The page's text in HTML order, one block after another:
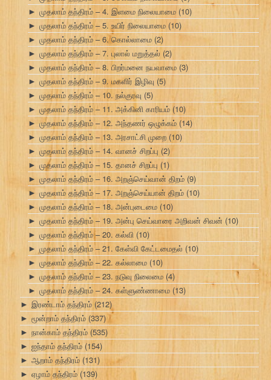
► முதலாம் தந்திரம் – 4. இளமை நிலையாமை (10)
► முதலாம் தந்திரம் – 5. உயிர் நிலையாமை (10)
► முதலாம் தந்திரம் – 6. கொல்லாமை (2)
► முதலாம் தந்திரம் – 7. புலால் மறுத்தல் (2)
► முதலாம் தந்திரம் – 8. பிறர்மனை நயவாமை (3)
► முதலாம் தந்திரம் – 9. மகளிர் இழிவு (5)
► முதலாம் தந்திரம் – 10. நல்குரவு (5)
► முதலாம் தந்திரம் – 11. அக்கினி காரியம் (10)
► முதலாம் தந்திரம் – 12. அந்தணர் ஒழுக்கம் (14)
► முதலாம் தந்திரம் – 13. அரசாட்சி முறை (10)
► முதலாம் தந்திரம் – 14. வானச் சிறப்பு (2)
► முதலாம் தந்திரம் – 15. தானச் சிறப்பு (1)
► முதலாம் தந்திரம் – 16. அறஞ்செய்வான் திறம் (9)
► முதலாம் தந்திரம் – 17. அறஞ்செய்யான் திறம் (10)
► முதலாம் தந்திரம் – 18. அன்புடைமை (10)
► முதலாம் தந்திரம் – 19. அன்பு செய்வாரை அறிவன் சிவன் (10)
► முதலாம் தந்திரம் – 20. கல்வி (10)
► முதலாம் தந்திரம் – 21. கேள்வி கேட்டமைதல் (10)
► முதலாம் தந்திரம் – 22. கல்லாமை (10)
► முதலாம் தந்திரம் – 23. நடுவு நிலைமை (4)
► முதலாம் தந்திரம் – 24. கள்ளுண்ணாமை (13)
► இரண்டாம் தந்திரம் (212)
► மூன்றாம் தந்திரம் (337)
► நான்காம் தந்திரம் (535)
► ஐந்தாம் தந்திரம் (154)
► ஆறாம் தந்திரம் (131)
► ஏழாம் தந்திரம் (139)